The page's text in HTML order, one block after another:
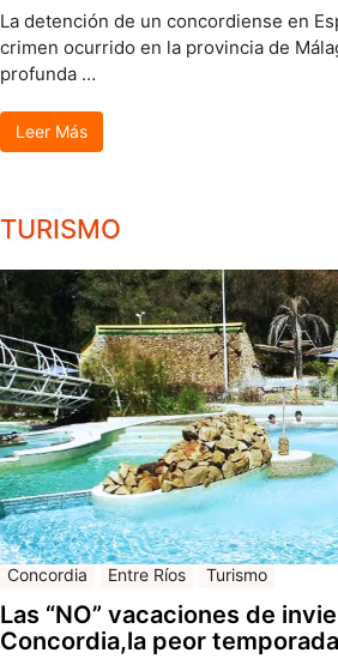
La detención de un concordiense en
crimen ocurrido en la provincia de
profunda …
Leer Más
TURISMO
Concordia Entre Ríos Turismo
Las “NO” vacaciones de
Concordia,la peor